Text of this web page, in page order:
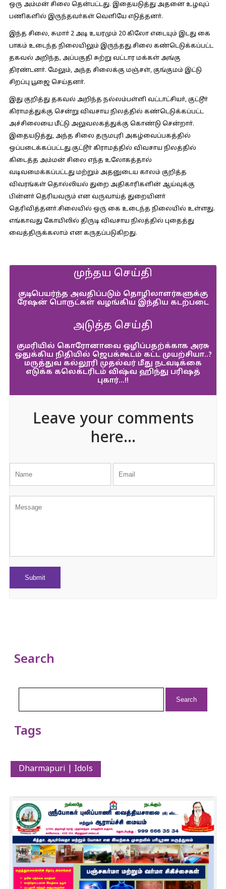
ஒரு அம்மன் சிலை தென்பட்டது. இதையடுத்து அதனை உழவுப்
பணிகளில் இருந்தவா்கள் வெளியே எடுத்தனா்.
இந்த சிலை, சுமாா் 2 அடி உயரமும் 20 கிலோ எடையும் இடது கை
பாகம் உடைந்த நிலையிலும் இருந்தது.சிலை கண்டெடுக்கப்பட்ட
தகவல் அறிந்த, அப்பகுதி சுற்று வட்டார மக்கள் அங்கு
திரண்டனா். மேலும், அந்த சிலைக்கு மஞ்சள், குங்குமம் இட்டு
சிறப்பு பூஜை செய்தனா்.
இது குறித்து தகவல் அறிந்த நல்லம்பள்ளி வட்டாட்சியா், குட்டூா்
கிராமத்துக்கு சென்று விவசாய நிலத்தில் கண்டெடுக்கப்பட்ட
அச்சிலையை மீட்டு அலுவலகத்துக்கு கொண்டு சென்றாா்.
இதையடுத்து, அந்த சிலை தருமபுரி அகழ்வைப்பகத்தில்
ஒப்படைக்கப்பட்டது.குட்டூா் கிராமத்தில் விவசாய நிலத்தில்
கிடைத்த அம்மன் சிலை எந்த உலோகத்தால்
வடிவமைக்கப்பட்டது மற்றும் அதனுடைய காலம் குறித்த
விவரங்கள் தொல்லியல் துறை அதிகாரிகளின் ஆய்வுக்கு
பின்னா் தெரியவரும் என வருவாய்த் துறையினா்
தெரிவித்தனா்.சிலையில் ஒரு கை உடைந்த நிலையில் உள்ளது.
எங்காவது கோயிலில் திருடி விவசாய நிலத்தில் புதைத்து
வைத்திருக்கலாம் என கருதப்படுகிறது.
முந்தய செய்தி
குடிபெயர்ந்த அவதிப்படும் தொழிலாளர்களுக்கு
ரேஷன் பொருட்கள் வழங்கிய இந்திய கடற்படை
அடுத்த செய்தி
குமரியில் கொரோனாவை ஒழிப்பதற்க்காக அரசு
ஒதுக்கிய நிதியில் ஜெபக்கூடம் கட்ட முயற்சியா..?
மருத்துவ கல்லூரி முதல்வர் மீது நடவடிக்கை
எடுக்க கலெக்டரிடம் விஷ்வ ஹிந்து பரிஷத்
புகார்…!!
Leave your comments
here...
Search
Tags
Dharmapuri | Idols